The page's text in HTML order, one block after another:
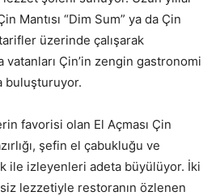
Mantısı “Dim Sum” ya da Çin
üzerinde çalışarak
vatanları Çin’in zengin gastronomi
buluşturuyor.
favorisi olan El Açması Çin
şefin el çabukluğu ve
ile izleyenleri adeta büyülüyor. İki
lezzetiyle restoranın özlenen